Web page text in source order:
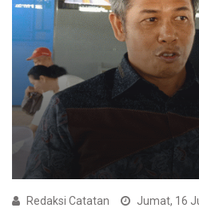
Redaksi Catatan Jumat, 16